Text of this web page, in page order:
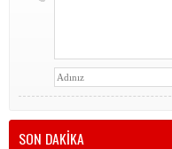
SON DAKİKA